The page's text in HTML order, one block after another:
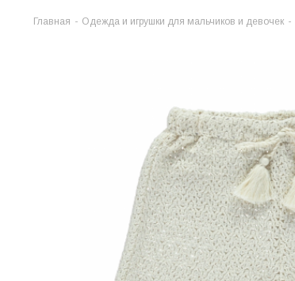
Главная - Одежда и игрушки для мальчиков и девочек -